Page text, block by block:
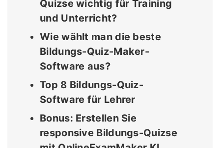
Quizse wichtig für Training
und Unterricht?
Wie wählt man die beste
Bildungs-Quiz-Maker-
Software aus?
Top 8 Bildungs-Quiz-
Software für Lehrer
Bonus: Erstellen Sie
responsive Bildungs-Quizse